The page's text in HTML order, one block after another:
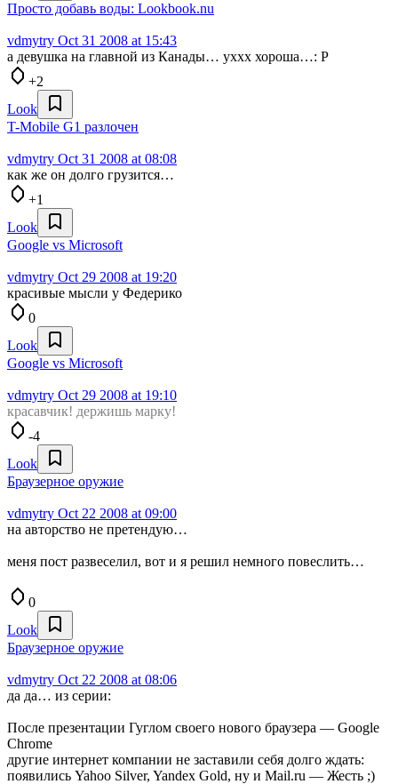
Просто добавь воды: Lookbook.nu
vdmytry Oct 31 2008 at 15:43
а девушка на главной из Канады… уххх хороша…: Р
+2
Look
T-Mobile G1 разлочен
vdmytry Oct 31 2008 at 08:08
как же он долго грузится…
+1
Look
Google vs Microsoft
vdmytry Oct 29 2008 at 19:20
красивые мысли у Федерико
0
Look
Google vs Microsoft
vdmytry Oct 29 2008 at 19:10
красавчик! держишь марку!
-4
Look
Браузерное оружие
vdmytry Oct 22 2008 at 09:00
на авторство не претендую…
меня пост развеселил, вот и я решил немного повеслить…
0
Look
Браузерное оружие
vdmytry Oct 22 2008 at 08:06
да да… из серии:
После презентации Гуглом своего нового браузера — Google
Chrome
другие интернет компании не заставили себя долго ждать:
появились Yahoo Silver, Yandex Gold, ну и Mail.ru — Жесть ;)